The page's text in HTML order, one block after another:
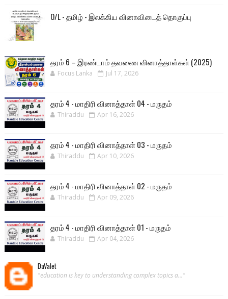
O/L - தமிழ் - இலக்கிய வினாவிடைத் தொகுப்பு
தரம் 6 – இரண்டாம் தவணை வினாத்தாள்கள் (2025)
Focus Lanka Jul 17, 2026
தரம் 4 - மாதிரி வினாத்தாள் 04 - மருதம்
Thiraddu Apr 16, 2026
தரம் 4 - மாதிரி வினாத்தாள் 03 - மருதம்
Thiraddu Apr 10, 2026
தரம் 4 - மாதிரி வினாத்தாள் 02 - மருதம்
Thiraddu Apr 09, 2026
தரம் 4 - மாதிரி வினாத்தாள் 01 - மருதம்
Thiraddu Apr 04, 2026
DaValet
"education is key to understanding complex topics a..."